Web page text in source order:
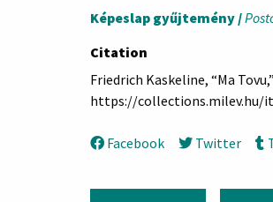
Képeslap gyűjtemény /
Citation
Friedrich Kaskeline, “Ma Tovu,”
https://collections.milev.hu/
Facebook Twitter